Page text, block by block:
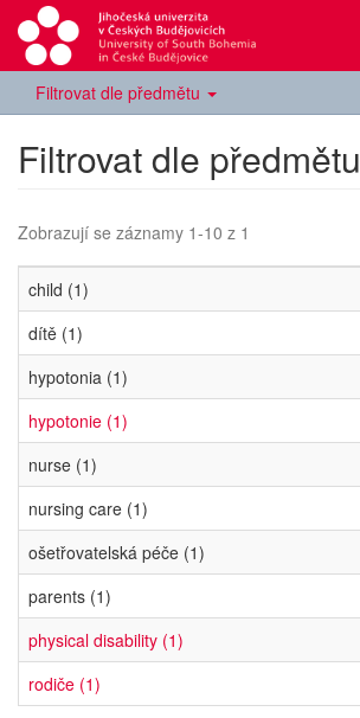
Filtrovat dle předmětu
Filtrovat dle předmětu
Zobrazují se záznamy 1-10 z 1
child (1)
dítě (1)
hypotonia (1)
hypotonie (1)
nurse (1)
nursing care (1)
ošetřovatelská péče (1)
parents (1)
physical disability (1)
rodiče (1)